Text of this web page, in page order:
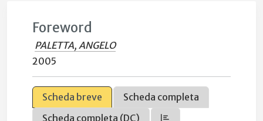
Foreword
PALETTA, ANGELO
2005
Scheda breve
Scheda completa
Scheda completa (DC)